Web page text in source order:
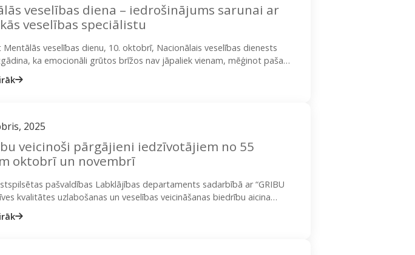
veselības diena – iedrošinājums sarunai ar
veselības speciālistu
Mentālās veselības dienu, 10. oktobrī, Nacionālais veselības dienests
ka emocionāli grūtos brīžos nav jāpaliek vienam, mēģinot paša
2025
veicinoši pārgājieni iedzīvotājiem no 55
oktobrī un novembrī
pašvaldības Labklājības departaments sadarbībā ar “GRIBU
kvalitātes uzlabošanas un veselības veicināšanas biedrību aicina